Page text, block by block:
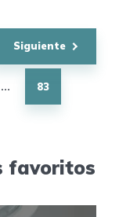
… 83
Siguiente
favoritos